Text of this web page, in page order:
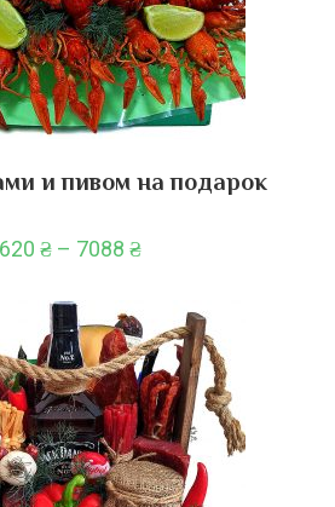
и пивом на подарок
₴ – 7088 ₴